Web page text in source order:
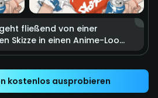
fließend von einer
Skizze in einen Anime-Look
trifft. Speedlines und
verstärken den
kostenlos ausprobieren